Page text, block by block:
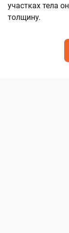
участках тела
толщину.